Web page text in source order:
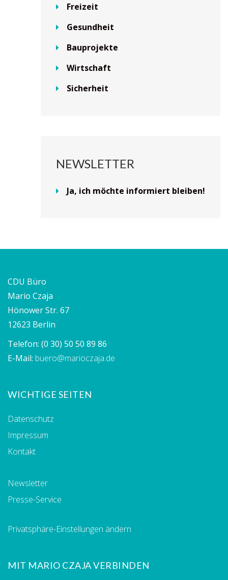
Freizeit
Gesundheit
Bauprojekte
Wirtschaft
Sicherheit
NEWSLETTER
Ja, ich möchte informiert bleiben!
CDU Büro
Mario Czaja
Hönower Str. 67
12623 Berlin
Telefon: (0 30) 50 50 89 86
E-Mail: buero@marioczaja.de
WICHTIGE SEITEN
Datenschutz
Impressum
Kontakt
Newsletter
Presse-Service
Privatsphäre-Einstellungen ändern
MIT MARIO CZAJA VERBINDEN